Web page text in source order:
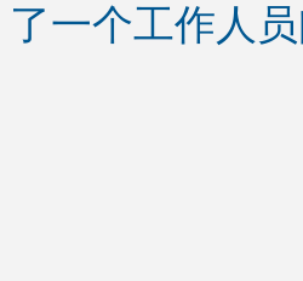
了一个工作人